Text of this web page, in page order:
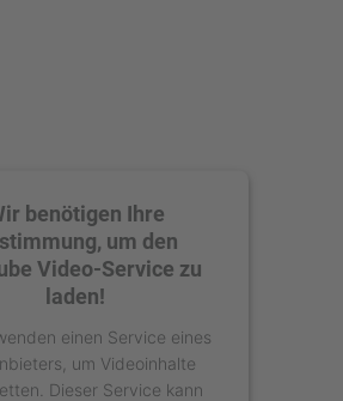
benötigen Ihre
um den
Video-Service zu
laden!
einen Service eines
um Videoinhalte
Dieser Service kann